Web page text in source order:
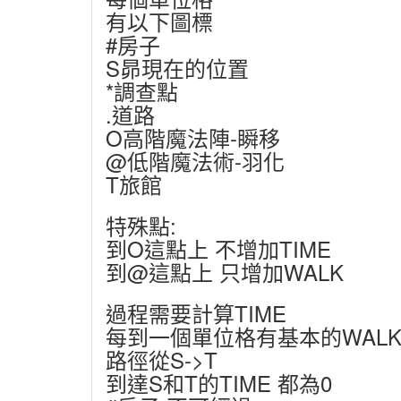
有以下圖標
#房子
S昴現在的位置
*調查點
.道路
O高階魔法陣-瞬移
@低階魔法術-羽化
T旅館
特殊點:
到O這點上 不增加TIME
到@這點上 只增加WALK
過程需要計算TIME
每到一個單位格有基本的
路徑從S->T
到達S和T的TIME 都為0